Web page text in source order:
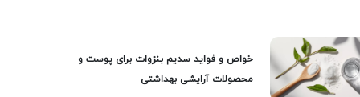
خواص و فواید سدیم بنزوات برای پوست و
محصولات آرایشی بهداشتی